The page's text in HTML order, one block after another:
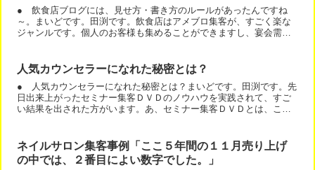
● 飲食店ブログには、見せ方・書き方のルールがあったんですね
～。まいどです。田渕です。飲食店はアメブロ集客が、すごく楽な
ジャンルです。個人のお客様も集めることができますし、宴会需要
人気カウンセラーになれた秘密とは？
● 人気カウンセラーになれた秘密とは？まいどです。田渕です。先
日出来上がったセミナー集客ＤＶＤのノウハウを実践されて、すご
い結果を出された方がいます。あ、セミナー集客ＤＶＤとは、こん
ネイルサロン集客事例「ここ５年間の１１月売り上げ
の中では、２番目によい数字でした。」